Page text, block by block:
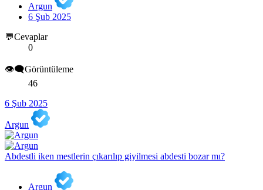
Argun
6 Şub 2025
💬Cevaplar
0
👁️‍🗨️Görüntüleme
46
6 Şub 2025
Argun
Abdestli iken mestlerin çıkarılıp giyilmesi abdesti bozar mı?
Argun